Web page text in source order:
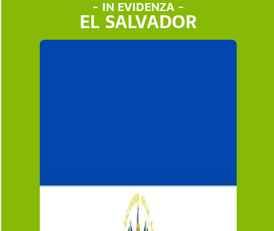
- IN EVIDENZA -
EL SALVADOR